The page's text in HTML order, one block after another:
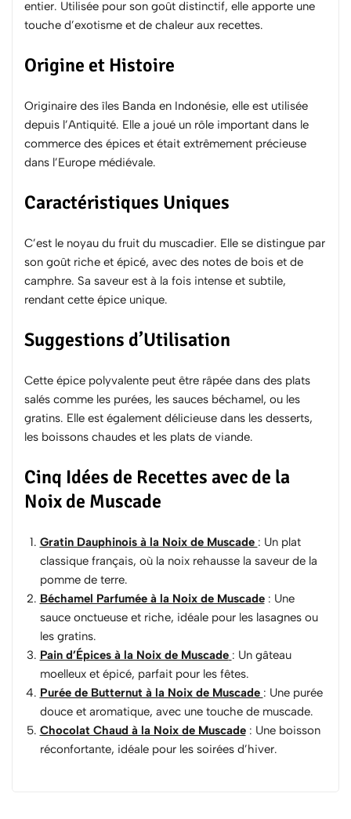
entier. Utilisée pour son goût distinctif, elle apporte une
touche d’exotisme et de chaleur aux recettes.
Origine et Histoire
Originaire des îles Banda en Indonésie, elle est utilisée
depuis l’Antiquité. Elle a joué un rôle important dans le
commerce des épices et était extrêmement précieuse
dans l’Europe médiévale.
Caractéristiques Uniques
C’est le noyau du fruit du muscadier. Elle se distingue par
son goût riche et épicé, avec des notes de bois et de
camphre. Sa saveur est à la fois intense et subtile,
rendant cette épice unique.
Suggestions d’Utilisation
Cette épice polyvalente peut être râpée dans des plats
salés comme les purées, les sauces béchamel, ou les
gratins. Elle est également délicieuse dans les desserts,
les boissons chaudes et les plats de viande.
Cinq Idées de Recettes avec de la
Noix de Muscade
Gratin Dauphinois à la Noix de Muscade : Un plat
classique français, où la noix rehausse la saveur de la
pomme de terre.
Béchamel Parfumée à la Noix de Muscade: Une
sauce onctueuse et riche, idéale pour les lasagnes ou
les gratins.
Pain d’Épices à la Noix de Muscade : Un gâteau
moelleux et épicé, parfait pour les fêtes.
Purée de Butternut à la Noix de Muscade : Une purée
douce et aromatique, avec une touche de muscade.
Chocolat Chaud à la Noix de Muscade: Une boisson
réconfortante, idéale pour les soirées d’hiver.